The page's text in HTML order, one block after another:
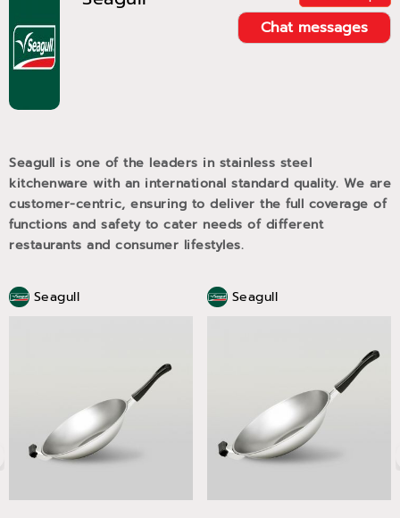
Chat messages
Seagull is one of the leaders in stainless steel
kitchenware with an international standard quality. We are
customer-centric, ensuring to deliver the full coverage of
functions and safety to cater needs of different
restaurants and consumer lifestyles.
Seagull Seagull